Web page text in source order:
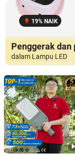
19% NAIK
dalam Lampu LED
Zhongshan Zenlea
Guangdong,